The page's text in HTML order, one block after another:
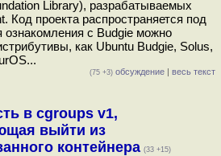
Library), разрабатываемых
Код проекта распространяется под
ознакомления с Budgie можно
как Ubuntu Budgie, Solus,
(75 +3) обсуждение | весь текст
в cgroups v1,
выйти из
контейнера (33 +15)